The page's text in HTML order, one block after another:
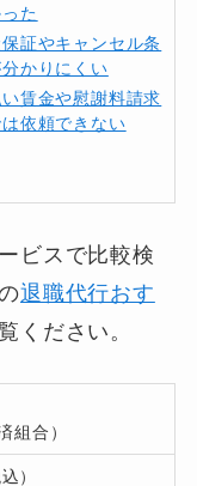
た
証やキャンセル条
かりにくい
賃金や慰謝料請求
は依頼できない
ビスで比較検
退職代行おす
ください。
組合）
）